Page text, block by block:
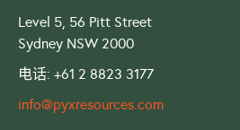
Level 5, 56 Pitt Street
Sydney NSW 2000
电话: +61 2 8823 3177
info@pyxresources.com